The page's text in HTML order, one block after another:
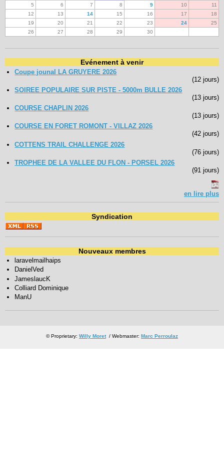
5
6 7 8 9 10
11
12
13 14 15 16 17
18
19
20 21 22 23 24
25
26
27 28 29 30
Evénement à venir
Coupe jounal LA GRUYERE 2026
(12 jours)
SOIREE POPULAIRE SUR PISTE - 5000m BULLE 2026
(13 jours)
COURSE CHAPLIN 2026
(13 jours)
COURSE EN FORET ROMONT - VILLAZ 2026
(42 jours)
COTTENS TRAIL CHALLENGE 2026
(76 jours)
TROPHEE DE LA VALLEE DU FLON - PORSEL 2026
(91 jours)
en lire plus
Syndication
Nouveaux membres
laravelmailhaips
DanielVed
JameslaucK
Colliard Dominique
ManU
© Proprietary: Willy Moret/ Webmaster: Marc Perroulaz